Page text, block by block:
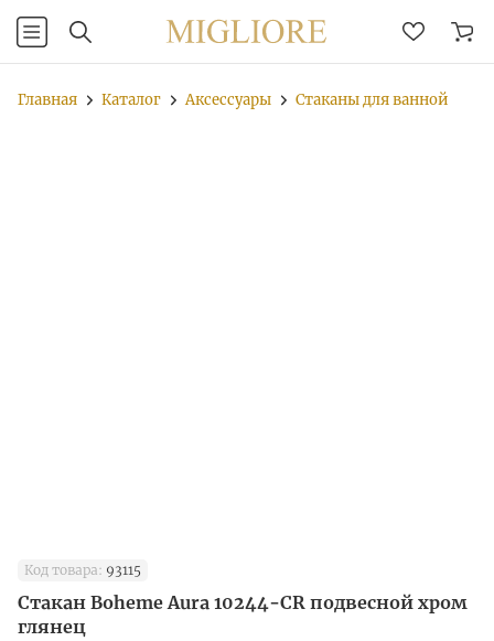
Главная Каталог Аксессуары Стаканы для ванной
Код товара: 93115
Стакан Boheme Aura 10244-CR подвесной хром
глянец